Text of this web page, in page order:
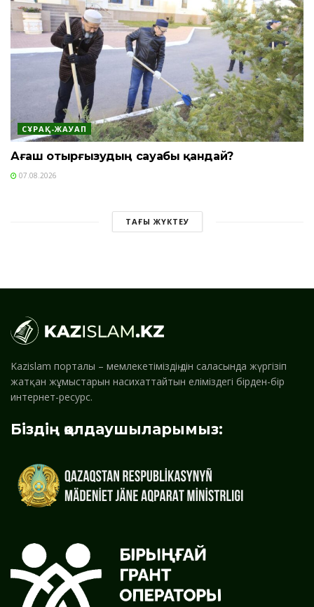
СҰРАҚ-ЖАУАП
Ағаш отырғызудың сауабы қандай?
07.08.2026
ТАҒЫ ЖҮКТЕУ
Kazislam порталы – мемлекетіміздің дін саласында жүргізіп
жатқан жұмыстарын насихаттайтын еліміздегі бірден-бір
интернет-ресурс.
Біздің қолдаушыларымыз: